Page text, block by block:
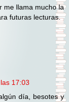
me llama mucho la
futuras lecturas.
17:03
día, besotes y